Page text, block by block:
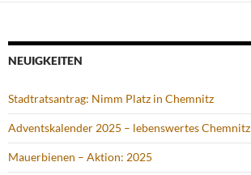
NEUIGKEITEN
Stadtratsantrag: Nimm Platz in Chemnitz
Adventskalender 2025 – lebenswertes Chemnitz
Mauerbienen – Aktion: 2025